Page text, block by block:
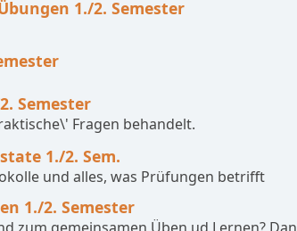
1./2. Semester
Semester
Fragen behandelt.
1./2. Sem.
und alles, was Prüfungen betrifft
1./2. Semester